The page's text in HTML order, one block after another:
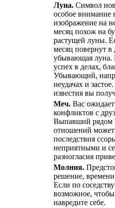
Луна. Символ
особое внимание
изображение на
месяц похож на
растущей луны.
месяц повернут в
убывающая луна.
успех в делах,
Убывающий,
неудачах и
известия вы
Меч. Вас
конфликтов с
Выпавший рядом
отношений может
последствия
неприятными и
разногласия
Молния.
решение,
Если по
возможное,
навредите себе.